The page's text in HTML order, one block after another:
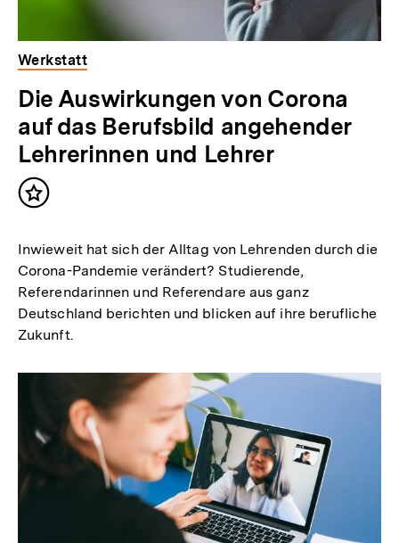
Werkstatt
Die Auswirkungen von Corona
auf das Berufsbild angehender
Lehrerinnen und Lehrer
Inhalt
Inwieweit hat sich der Alltag von Lehrenden durch die
Corona-Pandemie verändert? Studierende,
Referendarinnen und Referendare aus ganz
Deutschland berichten und blicken auf ihre berufliche
Zukunft.